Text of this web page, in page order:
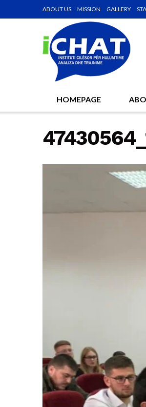
ABOUT US MISSION GALLERY
HOMEPAGE